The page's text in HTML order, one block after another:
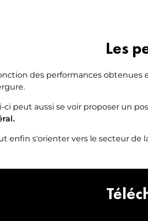
Les
des performances obtenues
ci peut aussi se voir proposer un
enfin s'orienter vers le secteur de